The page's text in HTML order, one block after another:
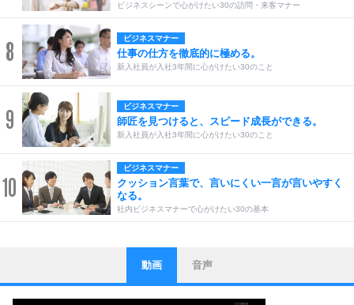
ビジネスシーンで心がけたい30の訪問・来客マナー
8 ビジネスマナー
仕事の仕方を徹底的に極める。
新入社員が入社3年間に心がけたい30のこと
9 ビジネスマナー
師匠を見つけると、スピード成長ができる。
新入社員が入社3年間に心がけたい30のこと
10
ビジネスマナー
クッション言葉で、言いにくい一言が言いやすく
なる。
社内ビジネスマナーで心がけたい30の基本
1
ストレス対策
他人と比べない。
いっそのこと、他人を見ない。
動画 音声